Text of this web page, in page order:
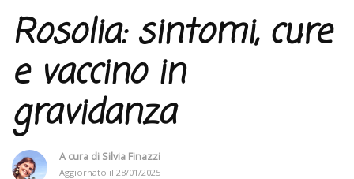
Rosolia: sintomi, cure
e vaccino in
gravidanza
A cura di Silvia Finazzi
Aggiornato il 28/01/2025